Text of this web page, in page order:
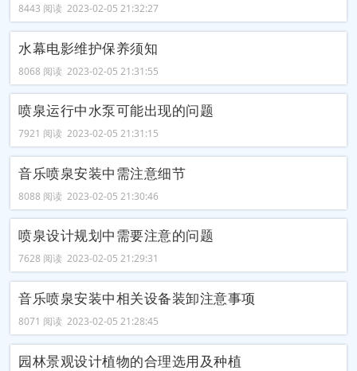
8443 阅读 2023-02-05 21:32:27
水幕电影维护保养须知
8068 阅读 2023-02-05 21:31:55
喷泉运行中水泵可能出现的问题
7921 阅读 2023-02-05 21:31:15
音乐喷泉安装中需注意细节
8088 阅读 2023-02-05 21:30:46
喷泉设计规划中需要注意的问题
7628 阅读 2023-02-05 21:29:31
音乐喷泉安装中相关设备装卸注意事项
8071 阅读 2023-02-05 21:28:45
园林景观设计植物的合理选用及种植